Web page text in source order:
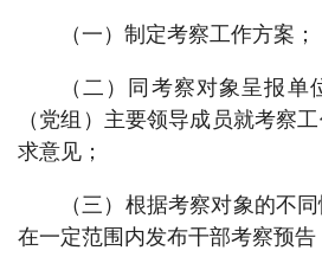
（一）制定考察工作方案；
（二）同考察对象呈报
（党组）主要领导成员就考察
求意见；
（三）根据考察对象的不
在一定范围内发布干部考察预告